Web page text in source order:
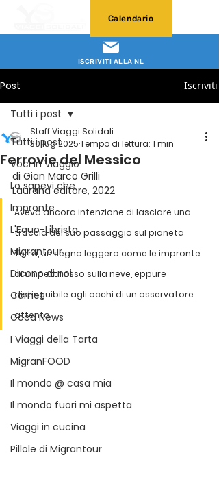
ISCRIVITI ALLA NL
Calendario
Post Iscriviti
Tutti i post
Voci in Viaggio
Lo sapevi che
Impronte
L'Equo-Librista
Migrantour
Dicono di noi
Carnet
Good News
I Viaggi della Tarta
MigranFOOD
Il mondo @ casa mia
Il mondo fuori mi aspetta
Viaggi in cucina
Pillole di Migrantour
Tutti i post
Ferrovie del Messico
Staff Viaggi Solidali
30 lug 2025Tempo di lettura: 1 min
di Gian Marco Grilli
Laurana editore, 2022
Aveva ancora intenzione di lasciare una
traccia del suo passaggio sul pianeta
Terra, un segno leggero come le impronte
di un pettirosso sulla neve, eppure
distinguibile agli occhi di un osservatore
attento.